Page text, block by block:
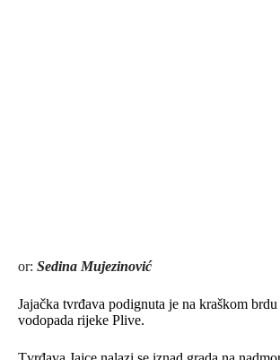
or: Sedina Mujezinović
Jajačka tvrđava podignuta je na kraškom
vodopada rijeke Plive.